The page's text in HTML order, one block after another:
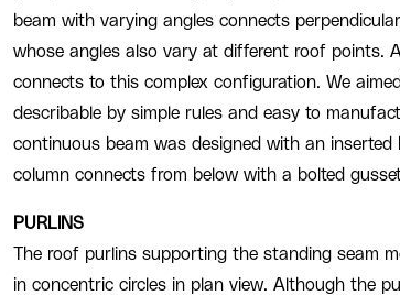
beam with varying angles connects
whose angles also vary at different roof points.
connects to this complex configuration. We
describable by simple rules and easy to
continuous beam was designed with an inserted
column connects from below with a bolted
PURLINS
The roof purlins supporting the standing seam
in concentric circles in plan view. Although the